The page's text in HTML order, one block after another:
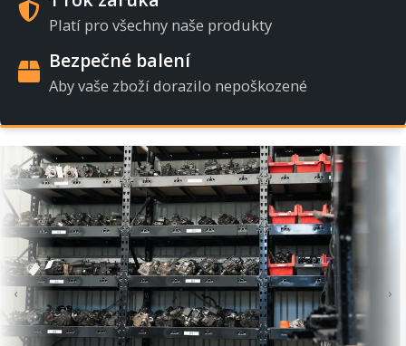
Platí pro všechny naše produkty
Bezpečné balení
Aby vaše zboží dorazilo nepoškozené
‹ ›